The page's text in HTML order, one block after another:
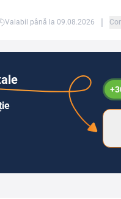
Valabil până la 09.08.2026 |